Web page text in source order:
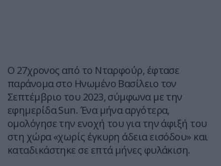
Ο 27χρονος από το Νταρφούρ, έφτασε
παράνομα στο Ηνωμένο Βασίλειο τον
Σεπτέμβριο του 2023, σύμφωνα με την
εφημερίδα Sun. Ένα μήνα αργότερα,
ομολόγησε την ενοχή του για την άφιξή του
στη χώρα «χωρίς έγκυρη άδεια εισόδου» και
καταδικάστηκε σε επτά μήνες φυλάκιση.